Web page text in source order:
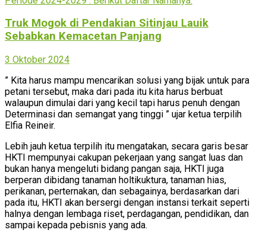
Truk Mogok di Pendakian Sitinjau Lauik
Sebabkan Kemacetan Panjang
3 Oktober 2024
” Kita harus mampu mencarikan solusi yang bijak untuk para
petani tersebut, maka dari pada itu kita harus berbuat
walaupun dimulai dari yang kecil tapi harus penuh dengan
Determinasi dan semangat yang tinggi ” ujar ketua terpilih
Elfia Reineir.
Lebih jauh ketua terpilih itu mengatakan, secara garis besar
HKTI mempunyai cakupan pekerjaan yang sangat luas dan
bukan hanya mengeluti bidang pangan saja, HKTI juga
berperan dibidang tanaman holtikuktura, tanaman hias,
perikanan, perternakan, dan sebagainya, berdasarkan dari
pada itu, HKTI akan bersergi dengan instansi terkait seperti
halnya dengan lembaga riset, perdagangan, pendidikan, dan
sampai kepada pebisnis yang ada.